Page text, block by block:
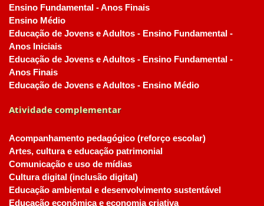
Ensino Fundamental - Anos Finais
Ensino Médio
Educação de Jovens e Adultos - Ensino Fundamental -
Anos Iniciais
Educação de Jovens e Adultos - Ensino Fundamental -
Anos Finais
Educação de Jovens e Adultos - Ensino Médio
Atividade complementar
Acompanhamento pedagógico (reforço escolar)
Artes, cultura e educação patrimonial
Comunicação e uso de mídias
Cultura digital (inclusão digital)
Educação ambiental e desenvolvimento sustentável
Educação econômica e economia criativa